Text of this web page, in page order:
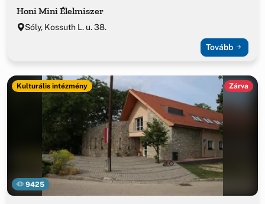
Honi Mini Élelmiszer
Sóly, Kossuth L. u. 38.
Tovább
9425
Kulturális intézmény Zárva